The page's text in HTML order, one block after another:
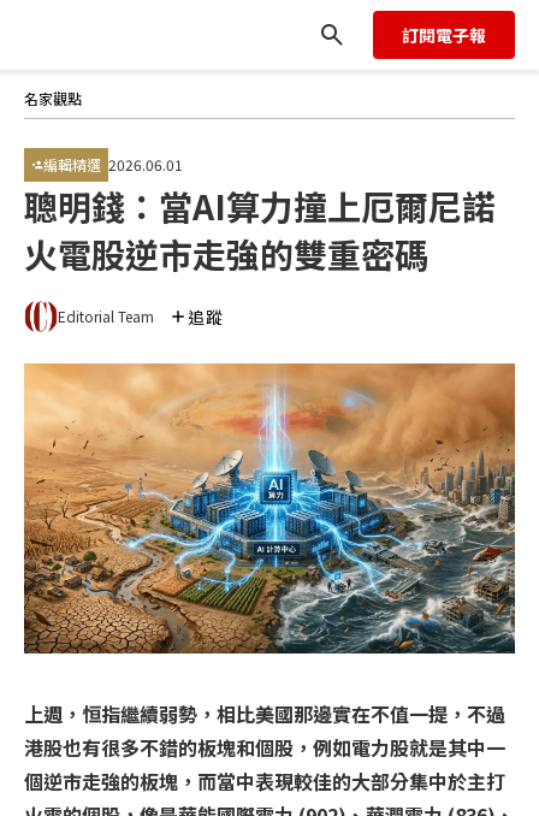
訂閱電子報
名家觀點
編輯精選 2026.06.01
聰明錢：當AI算力撞上厄爾尼諾
火電股逆市走強的雙重密碼
Editorial Team 追蹤
上週，恒指繼續弱勢，相比美國那邊實在不值一提，不過
港股也有很多不錯的板塊和個股，例如電力股就是其中一
個逆市走強的板塊，而當中表現較佳的大部分集中於主打